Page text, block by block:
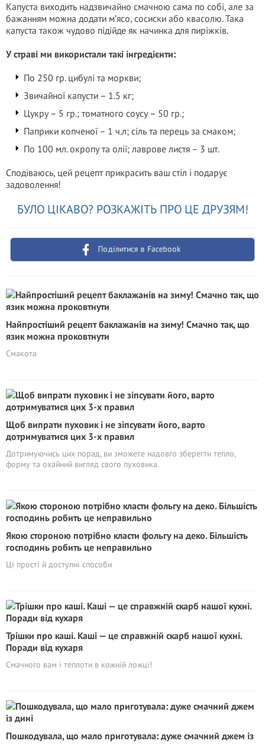
Капуста виходить надзвичайно смачною сама по собі, але за
бажанням можна додати м’ясо, сосиски або квасолю. Така
капуста також чудово підійде як начинка для пиріжків.
У страві ми використали такі інгредієнти:
По 250 гр. цибулі та моркви;
Звичайної капусти – 1.5 кг;
Цукру – 5 гр.; томатного соусу – 50 гр.;
Паприки копченої – 1 ч.л; сіль та перець за смаком;
По 100 мл. окропу та олії; лаврове листя – 3 шт.
Сподіваюсь, цей рецепт прикрасить ваш стіл і подарує
задоволення!
БУЛО ЦІКАВО? РОЗКАЖІТЬ ПРО ЦЕ ДРУЗЯМ!
Поділитися в Facebook
Найпростіший рецепт баклажанів на зиму! Смачно так, що
язик можна проковтнути
Смакота
Щоб випрати пуховик і не зіпсувати його, варто
дотримуватися цих 3-х правил
Дотримуючись цих порад, ви зможете надовго зберегти тепло,
форму та охайний вигляд свого пуховика.
Якою стороною потрібно класти фольгу на деко. Більшість
господинь робить це неправильно
Ці прості й доступні способи
Трішки про каші. Каші — це справжній скарб нашої кухні.
Поради від кухаря
Смачного вам і теплоти в кожній ложці!
Пошкодувала, що мало приготувала: дуже смачний джем із